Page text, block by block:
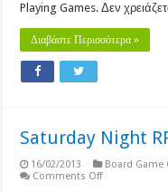
Playing Games. Δεν
Διαβάστε Περισσότερα »
Saturday Night
16/02/2013 Board Game
Comments Offon